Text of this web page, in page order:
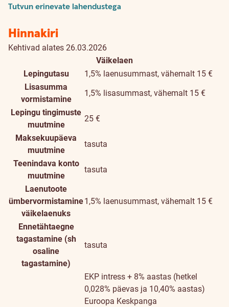
Tutvun erinevate lahendustega
Hinnakiri
Kehtivad alates 26.03.2026
Väikelaen
Lepingutasu
1,5% laenusummast, vähemalt 15 €
Lisasumma
vormistamine
1,5% lisasummast, vähemalt 15 €
Lepingu tingimuste
muutmine
25 €
Maksekuupäeva
muutmine
tasuta
Teenindava konto
muutmine
tasuta
Laenutoote
ümbervormistamine
väikelaenuks
1,5% laenusummast, vähemalt 15 €
Ennetähtaegne
tagastamine (sh
osaline
tagastamine)
tasuta
EKP intress + 8% aastas (hetkel
0,028% päevas ja 10,40% aastas)
Euroopa Keskpanga